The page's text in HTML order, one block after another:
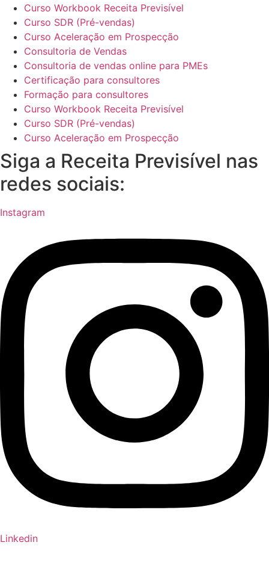
Curso Workbook Receita Previsível
Curso SDR (Pré-vendas)
Curso Aceleração em Prospecção
Consultoria de Vendas
Consultoria de vendas online para PMEs
Certificação para consultores
Formação para consultores
Curso Workbook Receita Previsível
Curso SDR (Pré-vendas)
Curso Aceleração em Prospecção
Siga a Receita Previsível nas
redes sociais:
Instagram
Linkedin